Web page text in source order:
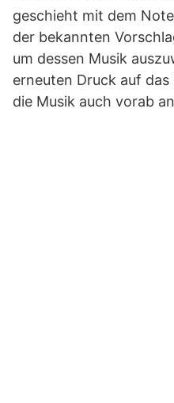
geschieht mit dem
der bekannten
um dessen Musik
erneuten Druck auf
die Musik auch vorab